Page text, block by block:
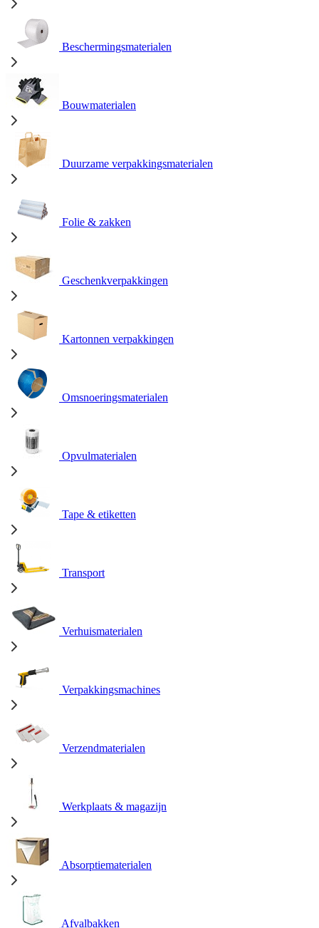
Beschermingsmaterialen
Bouwmaterialen
Duurzame verpakkingsmaterialen
Folie & zakken
Geschenkverpakkingen
Kartonnen verpakkingen
Omsnoeringsmaterialen
Opvulmaterialen
Tape & etiketten
Transport
Verhuismaterialen
Verpakkingsmachines
Verzendmaterialen
Werkplaats & magazijn
Absorptiematerialen
Afvalbakken